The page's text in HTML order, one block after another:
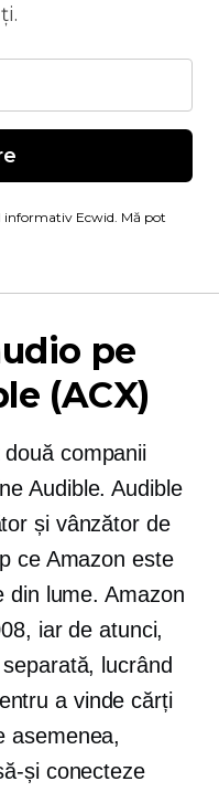
informativ Ecwid. Mă pot
pe
(ACX)
două companii
Audible. Audible
și vânzător de
ce Amazon este
din lume. Amazon
iar de atunci,
lucrând
a vinde cărți
asemenea,
și conecteze